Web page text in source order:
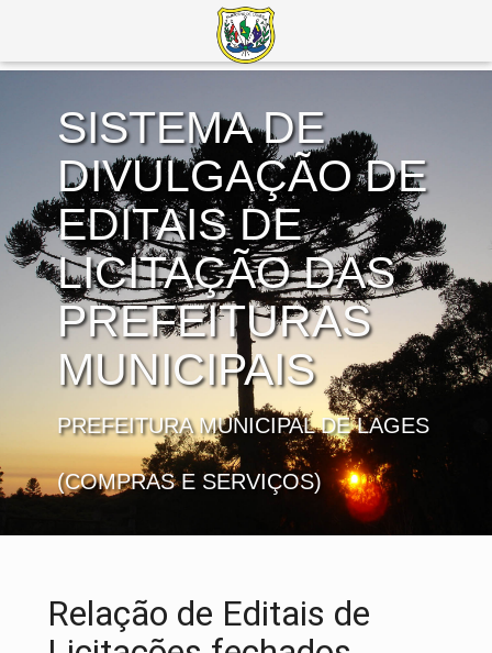
SISTEMA DE
DIVULGAÇÃO DE
EDITAIS DE
LICITAÇÃO DAS
PREFEITURAS
MUNICIPAIS
PREFEITURA MUNICIPAL DE LAGES
(COMPRAS E SERVIÇOS)
Relação de Editais de